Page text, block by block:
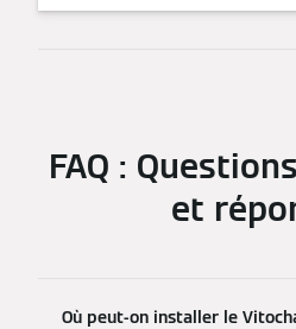
FAQ :
et
Où peut-on installer le